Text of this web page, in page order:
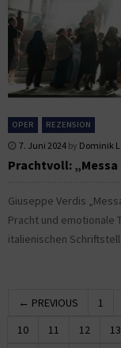
OPER REZENSION
7. Juni 2024 by Dominik
Prachtvoll: „Messa
Giuseppe Verdis
Pracht und emotionale
italienischen
← PREVIOUS 1
10
11 12 13